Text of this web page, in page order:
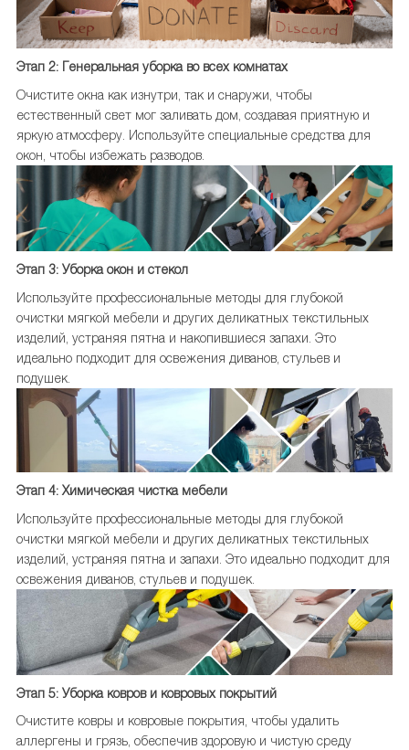
Этап 2: Генеральная уборка во всех комнатах
Очистите окна как изнутри, так и снаружи, чтобы
естественный свет мог заливать дом, создавая приятную и
яркую атмосферу. Используйте специальные средства для
окон, чтобы избежать разводов.
Этап 3: Уборка окон и стекол
Используйте профессиональные методы для глубокой
очистки мягкой мебели и других деликатных текстильных
изделий, устраняя пятна и накопившиеся запахи. Это
идеально подходит для освежения диванов, стульев и
подушек.
Этап 4: Химическая чистка мебели
Используйте профессиональные методы для глубокой
очистки мягкой мебели и других деликатных текстильных
изделий, устраняя пятна и запахи. Это идеально подходит для
освежения диванов, стульев и подушек.
Этап 5: Уборка ковров и ковровых покрытий
Очистите ковры и ковровые покрытия, чтобы удалить
аллергены и грязь, обеспечив здоровую и чистую среду